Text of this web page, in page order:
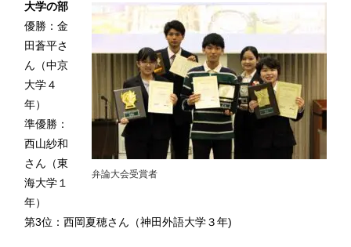
弁論大会受賞者
大学の部
優勝：金
田蒼平さ
ん（中京
大学４
年）
準優勝：
西山紗和
さん（東
海大学１
年）
第3位：西岡夏穂さん（神田外語大学３年)